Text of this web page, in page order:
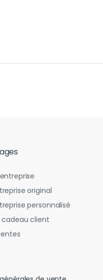
original
personnalisé
cadeau client